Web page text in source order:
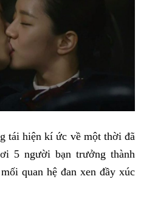
tái hiện kí ức về một thời đã
5 người bạn trưởng thành
quan hệ đan xen đầy xúc